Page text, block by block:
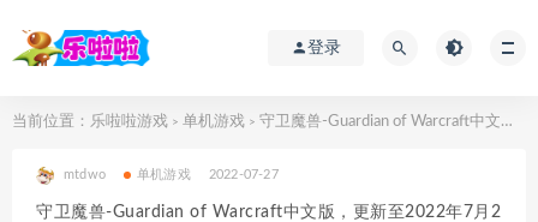
登录
当前位置： 乐啦啦游戏 > 单机游戏 > 守卫魔兽-Guardian of Warcraft中文版，更新至2022年7月25日
mtdwo 单机游戏 2022-07-27
守卫魔兽-Guardian of Warcraft中文版，更新至2022年7月2